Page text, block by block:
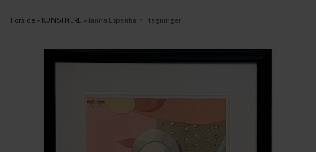
Forside »KUNSTNERE »Janna Espenhain - tegninger